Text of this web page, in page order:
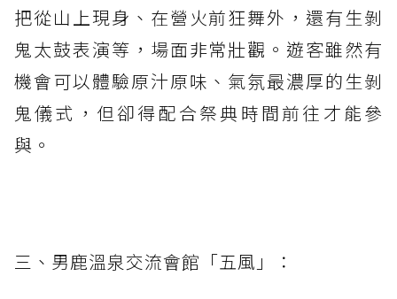
把從山上現身、在營火前狂舞外，還有生剝
鬼太鼓表演等，場面非常壯觀。遊客雖然有
機會可以體驗原汁原味、氣氛最濃厚的生剝
鬼儀式，但卻得配合祭典時間前往才能參
與。
三、男鹿溫泉交流會館「五風」：